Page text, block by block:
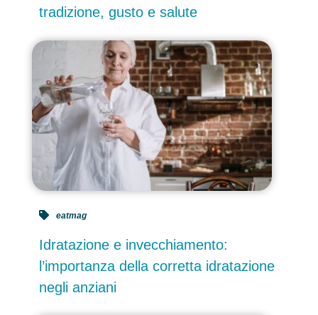
tradizione, gusto e salute
Idratazione e invecchiamento:
l’importanza della corretta idratazione
negli anziani
eatmag